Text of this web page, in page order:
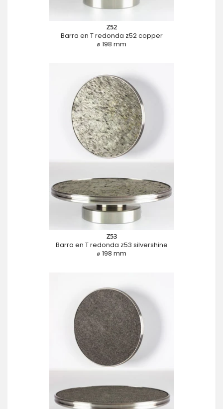
Z52
Barra en T redonda z52 copper
⌀ 198 mm
Z53
Barra en T redonda z53 silvershine
⌀ 198 mm